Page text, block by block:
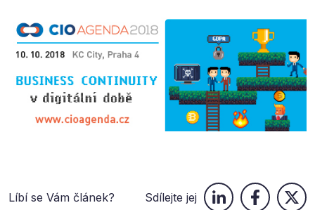
Líbí se Vám článek? Sdílejte jej